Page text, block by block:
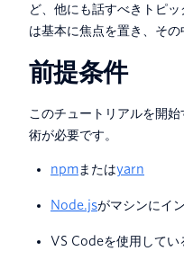
ど、他にも話すべきトピ
は基本に焦点を置き、その
前提条件
このチュートリアルを開
術が必要です。
npmまたはyarn
Node.jsがマシンにイ
VS Codeを使用してい